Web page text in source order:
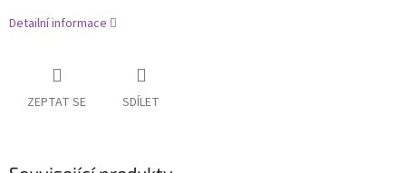
Detailní informace
ZEPTAT SE SDÍLET